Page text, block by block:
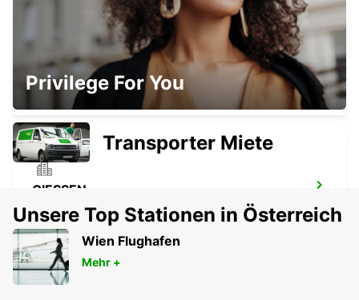
DIEZ
DIEZ/LAHN - GERMANY
GIESSEN
GIESSEN - GERMANY
Privilege For You
Transporter Miete
Unsere Top Stationen in Österreich
Wien Flughafen
Mehr +